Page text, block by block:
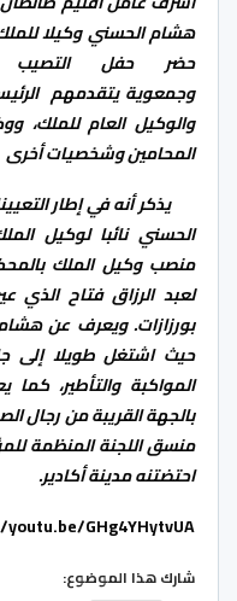
هشام الحسني وكيلا
حضر حفل التصيب
وجمعويةيتقدمهم
والوكيل العام للملك،
المحامين وشخصيات أخرى
يذكر أنه في إطار
الحسني نائبا لوكيل
منصب وكيل الملك
لعبد الرزاق فتاح الذي
بورزازات.ويعرف عن هشام
حيث اشتغل طويلا إلى
المواكبة والتأطير، كما
بالجهة القريبة من رجال
منسق اللجنة المنظمة
احتضتنه مدينة أكادير.
GHg4YHytvUA
شارك هذا الموضوع: